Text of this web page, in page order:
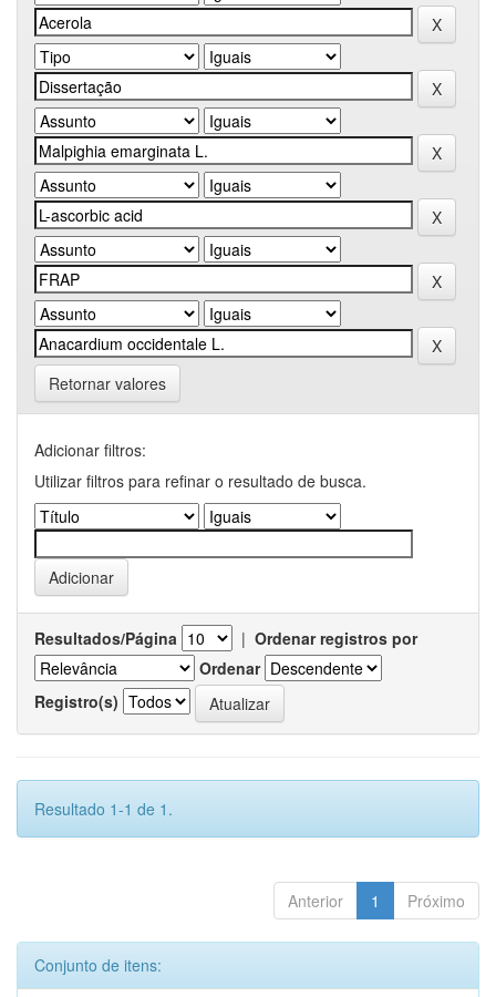
Retornar valores
Adicionar filtros:
Utilizar filtros para refinar o resultado de busca.
Resultados/Página | Ordenar registros por
Ordenar
Registro(s)
Resultado 1-1 de 1.
Anterior 1 Próximo
Conjunto de itens: